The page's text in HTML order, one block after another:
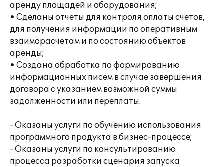
аренду площадей и оборудования;
• Сделаны отчеты для контроля оплаты счетов,
для получения информации по оперативным
взаиморасчетам и по состоянию объектов
аренды;
• Создана обработка по формированию
информационных писем в случае завершения
договора с указанием возможной суммы
задолженности или переплаты.
- Оказаны услуги по обучению использования
программного продукта в бизнес-процессе;
- Оказаны услуги по консультированию
процесса разработки сценария запуска